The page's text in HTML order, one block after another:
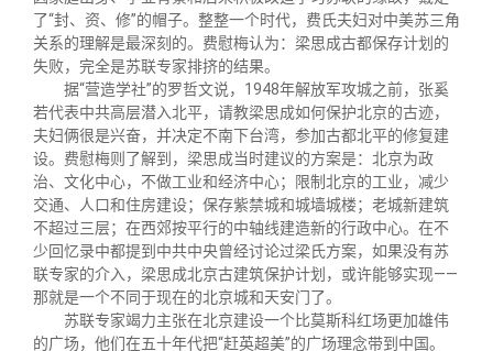
联系我们
了“封、资、修”的帽子。整整一个时代，费氏夫妇对中美苏三角
关系的理解是最深刻的。费慰梅认为：梁思成古都保存计划的
失败，完全是苏联专家排挤的结果。
据“营造学社”的罗哲文说，1948年解放军攻城之前，张奚
若代表中共高层潜入北平，请教梁思成如何保护北京的古迹，
夫妇俩很是兴奋，并决定不南下台湾，参加古都北平的修复建
设。费慰梅则了解到，梁思成当时建议的方案是：北京为政
治、文化中心，不做工业和经济中心；限制北京的工业，减少
交通、人口和住房建设；保存紫禁城和城墙城楼；老城新建筑
不超过三层；在西郊按平行的中轴线建造新的行政中心。在不
少回忆录中都提到中共中央曾经讨论过梁氏方案，如果没有苏
联专家的介入，梁思成北京古建筑保护计划，或许能够实现——
那就是一个不同于现在的北京城和天安门了。
苏联专家竭力主张在北京建设一个比莫斯科红场更加雄伟
的广场，他们在五十年代把“赶英超美”的广场理念带到中国。